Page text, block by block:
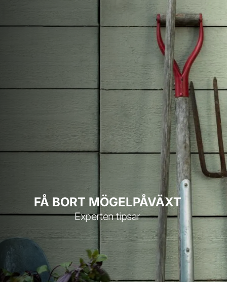
FÅ BORT MÖGELPÅVÄXT
Experten tipsar